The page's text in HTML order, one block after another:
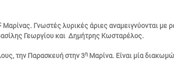
Μαρίνας. Γνωστές λυρικές άριες αναμειγνύονται με
Γεωργίου και Δημήτρης Κωσταρέλος.
την Παρασκευή στην 3η Μαρίνα. Είναι μία